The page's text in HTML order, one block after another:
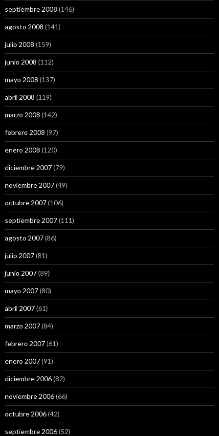
septiembre 2008 (146)
agosto 2008 (141)
julio 2008 (159)
junio 2008 (112)
mayo 2008 (137)
abril 2008 (119)
marzo 2008 (142)
febrero 2008 (97)
enero 2008 (120)
diciembre 2007(79)
noviembre 2007(49)
octubre 2007(106)
septiembre 2007(111)
agosto 2007(86)
julio 2007(81)
junio 2007(89)
mayo 2007(80)
abril 2007(61)
marzo 2007(84)
febrero 2007(61)
enero 2007(91)
diciembre 2006(82)
noviembre 2006(66)
octubre 2006(42)
septiembre 2006(52)